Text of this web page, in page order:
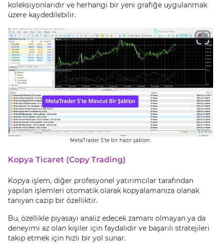
koleksiyonlarıdır ve herhangi bir yeni grafiğe uygulanmak
üzere kaydedilebilir.
MetaTrader 5'te bir hazır şablon.
Kopya Ticaret (Copy Trading)
Kopya işlem, diğer profesyonel yatırımcılar tarafından
yapılan işlemleri otomatik olarak kopyalamanıza olanak
tanıyan cazip bir özelliktir.
Bu, özellikle piyasayı analiz edecek zamanı olmayan ya da
deneyimi az olan kişiler için faydalıdır ve başarılı stratejileri
takip etmek için hızlı bir yol sunar.